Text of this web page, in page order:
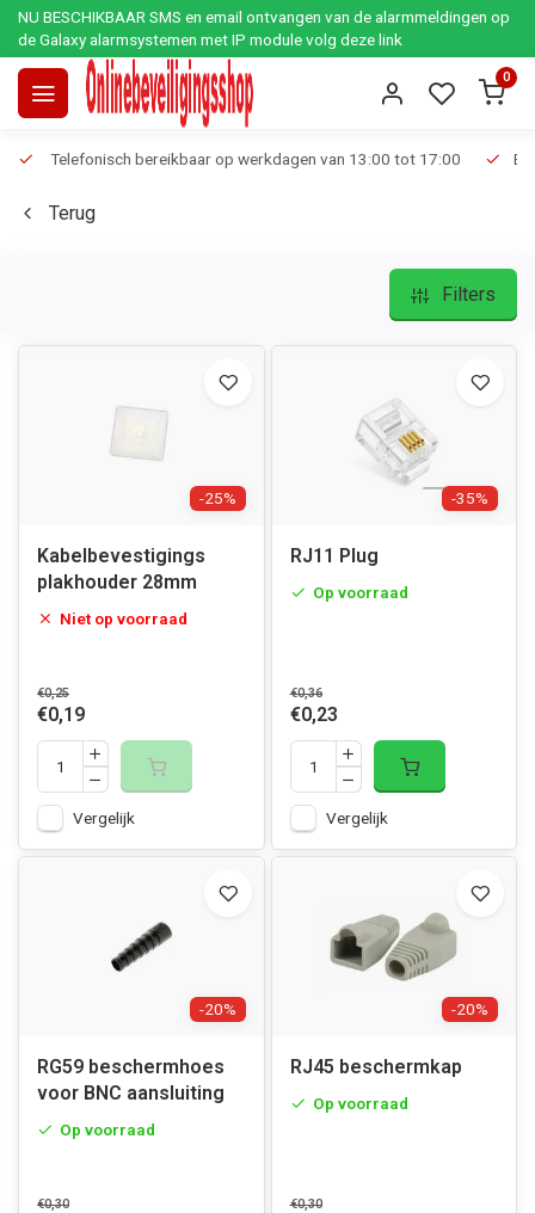
NU BESCHIKBAAR SMS en email ontvangen van de alarmmeldingen op
de Galaxy alarmsystemen met IP module volg deze link
0
Telefonisch bereikbaar op werkdagen van 13:00 tot 17:00
Terug
Filters
-25%
Kabelbevestigings
plakhouder 28mm
Niet op voorraad
€0,25
€0,19
Vergelijk
-35%
RJ11 Plug
Op voorraad
€0,36
€0,23
Vergelijk
-20%
RG59 beschermhoes
voor BNC aansluiting
Op voorraad
€0,30
-20%
RJ45 beschermkap
Op voorraad
€0,30